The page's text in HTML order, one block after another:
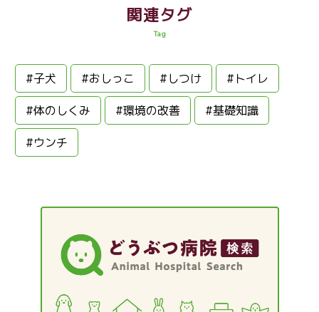
関連タグ
Tag
#子犬 #おしっこ #しつけ #トイレ
#体のしくみ #環境の改善 #基礎知識
#ウンチ